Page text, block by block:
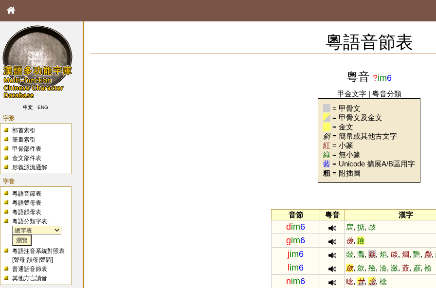
中文 ENG
字形
部首索引
筆畫索引
甲骨部件表
金文部件表
形義源流通解
字音
粵語音節表
粵語聲母表
粵語韻母表
粵語分類字表:
粵語注音系統對照表
[聲母 |韻母 |聲調]
普通話音節表
其他方言讀音
粵語音節表
粵音 ?im6
甲金文字| 粵音分類
= 甲骨文
= 甲骨文及金文
= 金文
斜= 簡帛或其他古文字
紅 = 小篆
綠 = 無小篆
藍 = Unicode 擴展A/B區用字
粗 = 附插圖
音節 粵音 漢字
dim6 扂, 掂, 敁
gim6 儉, 鐱
jim6 敥, 灩, 焱, 焰, 燄, 爓, 艷, 豔,
im6 斂, 歛, 殮, 澰, 瀲, 薟, 蘞, 襝
nim6 唸, 廿, 念, 棯